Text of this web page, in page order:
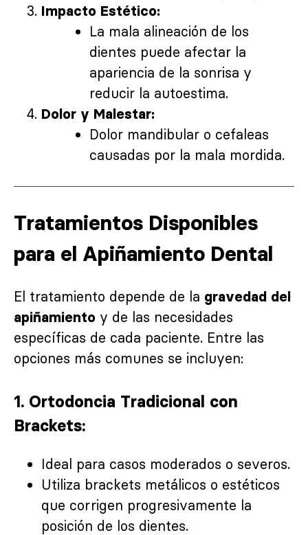
Impacto Estético:
La mala alineación de los
dientes puede afectar la
apariencia de la sonrisa y
reducir la autoestima.
Dolor y Malestar:
Dolor mandibular o cefaleas
causadas por la mala mordida.
Tratamientos Disponibles
para el Apiñamiento Dental
El tratamiento depende de la gravedad del
apiñamiento y de las necesidades
específicas de cada paciente. Entre las
opciones más comunes se incluyen:
1. Ortodoncia Tradicional con
Brackets:
Ideal para casos moderados o severos.
Utiliza brackets metálicos o estéticos
que corrigen progresivamente la
posición de los dientes.